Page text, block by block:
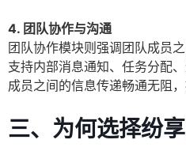
4. 团队协作与沟通
团队协作模块则强调团队成员
支持内部消息通知、任务分配
成员之间的信息传递畅通无阻，
三、为何选择纷